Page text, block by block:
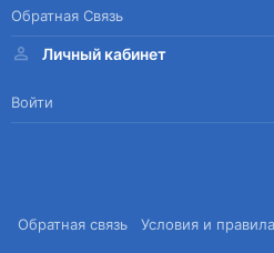
Обратная Связь
Личный кабинет
Войти
Обратная связь
Условия и правила